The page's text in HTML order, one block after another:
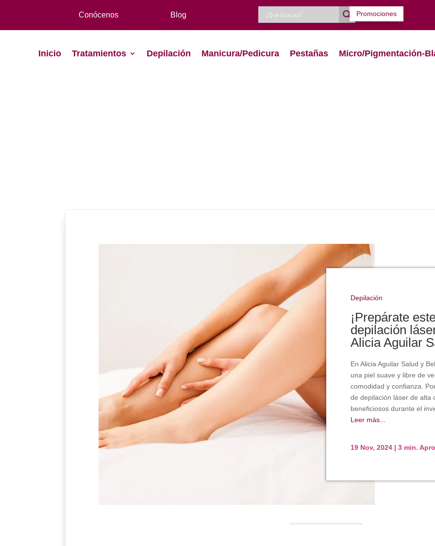
Conócenos Blog Promociones
Inicio Tratamientos Depilación Manicura/Pedicura Pestañas Micro/Pigmentación-
Depilación
¡Prepárate
depilación
Alicia Aguilar
En Alicia Aguilar Salud y
una piel suave y libre de
comodidad y confianza.
de depilación láser de alta
beneficiosos durante el
Leer más...
19 Nov, 2024 | 3 min.